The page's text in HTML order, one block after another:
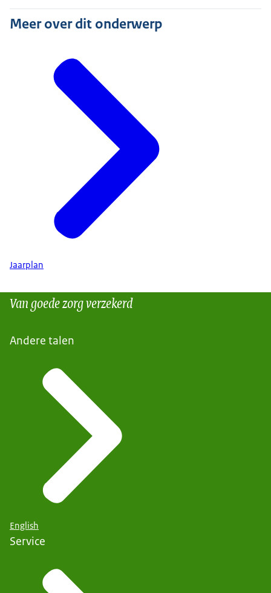
Meer over dit onderwerp
Jaarplan
Van goede zorg verzekerd
Andere talen
English
Service